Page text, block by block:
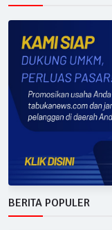
BERITA POPULER